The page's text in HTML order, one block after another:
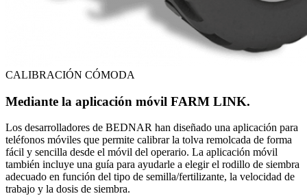
CALIBRACIÓN CÓMODA
Mediante la aplicación móvil FARM LINK.
Los desarrolladores de BEDNAR han diseñado una aplicación para
teléfonos móviles que permite calibrar la tolva remolcada de forma
fácil y sencilla desde el móvil del operario. La aplicación móvil
también incluye una guía para ayudarle a elegir el rodillo de siembra
adecuado en función del tipo de semilla/fertilizante, la velocidad de
trabajo y la dosis de siembra.